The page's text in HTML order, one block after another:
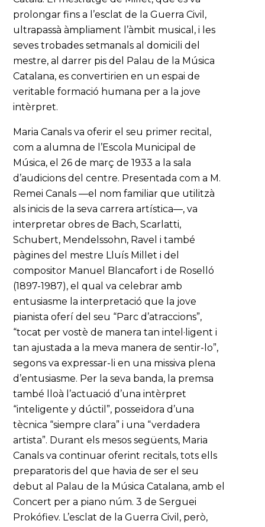
prolongar fins a l’esclat de la Guerra Civil,
ultrapassà àmpliament l’àmbit musical, i les
seves trobades setmanals al domicili del
mestre, al darrer pis del Palau de la Música
Catalana, es convertirien en un espai de
veritable formació humana per a la jove
intèrpret.
Maria Canals va oferir el seu primer recital,
com a alumna de l’Escola Municipal de
Música, el 26 de març de 1933 a la sala
d’audicions del centre. Presentada com a M.
Remei Canals —el nom familiar que utilitzà
als inicis de la seva carrera artística—, va
interpretar obres de Bach, Scarlatti,
Schubert, Mendelssohn, Ravel i també
pàgines del mestre Lluís Millet i del
compositor Manuel Blancafort i de Roselló
(1897-1987), el qual va celebrar amb
entusiasme la interpretació que la jove
pianista oferí del seu “Parc d’atraccions”,
“tocat per vostè de manera tan intel·ligent i
tan ajustada a la meva manera de sentir-lo”,
segons va expressar-li en una missiva plena
d’entusiasme. Per la seva banda, la premsa
també lloà l’actuació d’una intèrpret
“inteligente y dúctil”, posseïdora d’una
tècnica “siempre clara” i una “verdadera
artista”. Durant els mesos següents, Maria
Canals va continuar oferint recitals, tots ells
preparatoris del que havia de ser el seu
debut al Palau de la Música Catalana, amb el
Concert per a piano núm. 3 de Serguei
Prokófiev. L’esclat de la Guerra Civil, però,